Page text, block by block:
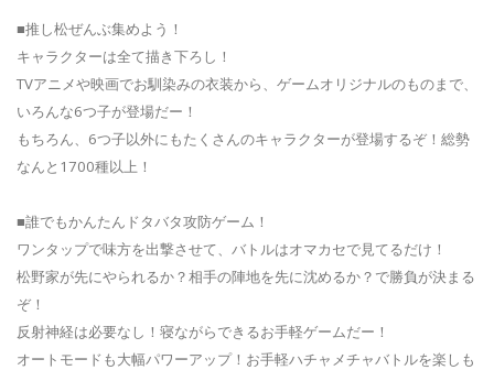
■推し松ぜんぶ集めよう！
キャラクターは全て描き下ろし！
TVアニメや映画でお馴染みの衣装から、ゲームオリジナルのものまで、
いろんな6つ子が登場だー！
もちろん、6つ子以外にもたくさんのキャラクターが登場するぞ！総勢
なんと1700種以上！
■誰でもかんたんドタバタ攻防ゲーム！
ワンタップで味方を出撃させて、バトルはオマカセで見てるだけ！
松野家が先にやられるか？相手の陣地を先に沈めるか？で勝負が決まる
ぞ！
反射神経は必要なし！寝ながらできるお手軽ゲームだー！
オートモードも大幅パワーアップ！お手軽ハチャメチャバトルを楽しも